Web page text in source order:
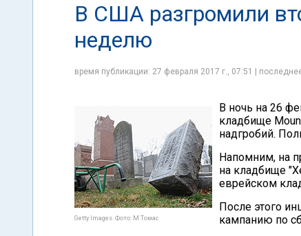
В США разгромили
неделю
время публикации: 27 февраля 2017 г., 07:51 |
Getty Images. Фото: М.Томас
В ночь на 26
кладбище
надгробий.
Напомним, на
на кладбище
еврейском
После этого
кампанию по